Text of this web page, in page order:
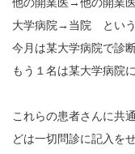
大学病院→当院 という
今月は某大学病院で診
もう１名は某大学病院
これらの患者さんに共
どは一切問診に記入を